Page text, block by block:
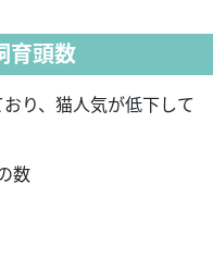
育頭数
り、猫人気が低下して
数